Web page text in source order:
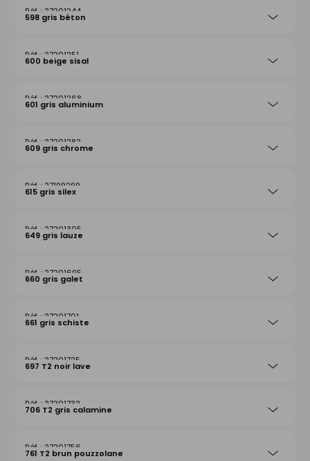
27201244
598 gris béton
27201251
600 beige sisal
27201268
601 gris aluminium
27201282
609 gris chrome
27199299
615 gris silex
27201305
649 gris lauze
27201695
660 gris galet
27201701
661 gris schiste
27201725
697 T2 noir lave
27201732
706 T2 gris calamine
27201756
761 T2 brun pouzzolane